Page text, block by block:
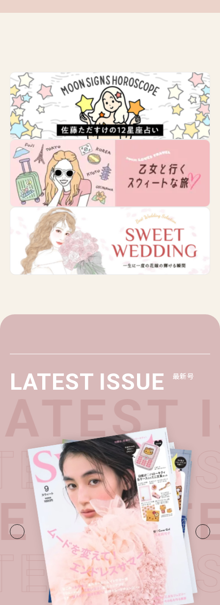
LATEST ISSUE 最新号